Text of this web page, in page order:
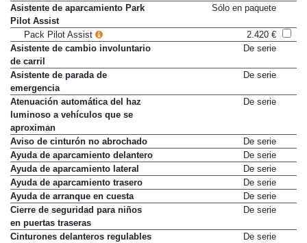
Asistente de aparcamiento Park
Pilot Assist
Sólo en paquete
Pack Pilot Assist
2.420 €
Asistente de cambio involuntario
de carril
De serie
Asistente de parada de
emergencia
De serie
Atenuación automática del haz
luminoso a vehículos que se
aproximan
De serie
Aviso de cinturón no abrochado
De serie
Ayuda de aparcamiento delantero
De serie
Ayuda de aparcamiento lateral
De serie
Ayuda de aparcamiento trasero
De serie
Ayuda de arranque en cuesta
De serie
Cierre de seguridad para niños
en puertas traseras
De serie
Cinturones delanteros regulables
De serie